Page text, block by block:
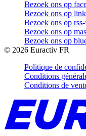
Bezoek ons op
Bezoek ons op
Bezoek ons op
Bezoek ons op
Bezoek ons op
© 2026 Euractiv FR
Politique de
Conditions
Conditions de